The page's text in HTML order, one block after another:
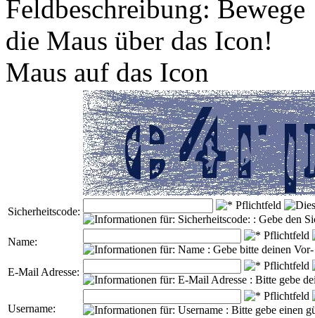
Maus auf das Icon
Sicherheitscode:
Name:
E-Mail Adresse:
Username: